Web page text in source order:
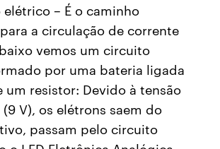
– É o caminho
a circulação de corrente
vemos um circuito
por uma bateria ligada
um resistor: Devido à tensão
V), os elétrons saem do
passam pelo circuito